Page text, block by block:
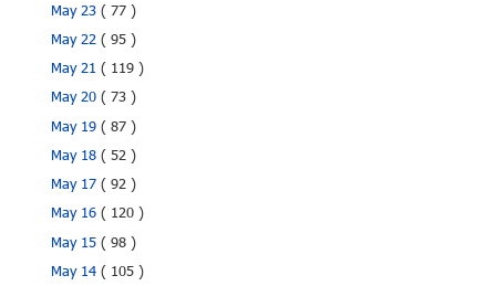
May 23( 77 )
May 22( 95 )
May 21( 119 )
May 20( 73 )
May 19( 87 )
May 18( 52 )
May 17( 92 )
May 16( 120 )
May 15( 98 )
May 14( 105 )